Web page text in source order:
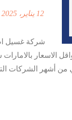
12 يناير، 2025
واقل الاسعار
الشركات التى